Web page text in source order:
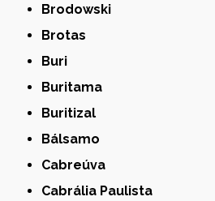
Brodowski
Brotas
Buri
Buritama
Buritizal
Bálsamo
Cabreúva
Cabrália Paulista